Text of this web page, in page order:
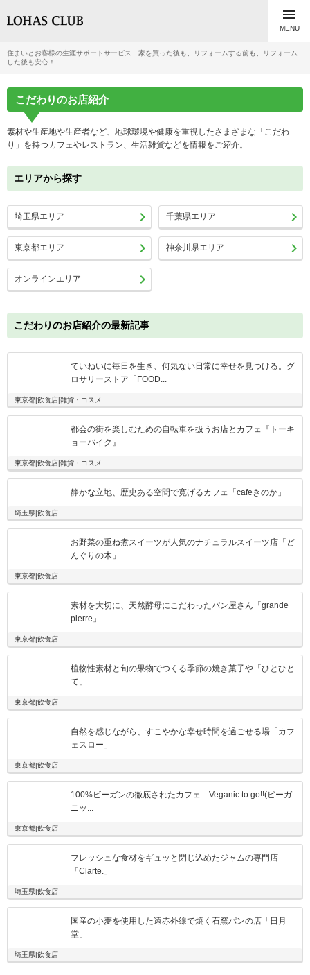

MENU
住まいとお客様の生涯サポートサービス 家を買った後も、リフォームする前も、リフォーム
した後も安心！
こだわりのお店紹介
素材や生産地や生産者など、地球環境や健康を重視したさまざまな「こだわ
り」を持つカフェやレストラン、生活雑貨などを情報をご紹介。
エリアから探す
埼玉県エリア  千葉県エリア 
東京都エリア  神奈川県エリア 
オンラインエリア 
こだわりのお店紹介の最新記事
ていねいに毎日を生き、何気ない日常に幸せを見つける。グ
ロサリーストア「FOOD...
東京都|飲食店|雑貨・コスメ
都会の街を楽しむための自転車を扱うお店とカフェ『トーキ
ョーバイク』
東京都|飲食店|雑貨・コスメ
静かな立地、歴史ある空間で寛げるカフェ「cafeきのか」
埼玉県|飲食店
お野菜の重ね煮スイーツが人気のナチュラルスイーツ店「ど
んぐりの木」
東京都|飲食店
素材を大切に、天然酵母にこだわったパン屋さん「grande
pierre」
東京都|飲食店
植物性素材と旬の果物でつくる季節の焼き菓子や「ひとひと
て」
東京都|飲食店
自然を感じながら、すこやかな幸せ時間を過ごせる場「カフ
ェスロー」
東京都|飲食店
100%ビーガンの徹底されたカフェ「Veganic to go!!(ビーガ
ニッ...
東京都|飲食店
フレッシュな食材をギュッと閉じ込めたジャムの専門店
「Clarte.」
埼玉県|飲食店
国産の小麦を使用した遠赤外線で焼く石窯パンの店「日月
堂」
埼玉県|飲食店